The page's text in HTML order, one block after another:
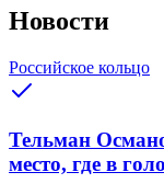
Новости
Российское кольцо
Тельман
место, где в